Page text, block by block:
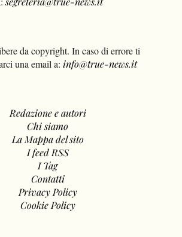
da copyright. In caso di errore ti
una email a: info@true-news.it
Redazione e autori
Chi siamo
La Mappa del sito
I feed RSS
I Tag
Contatti
Privacy Policy
Cookie Policy